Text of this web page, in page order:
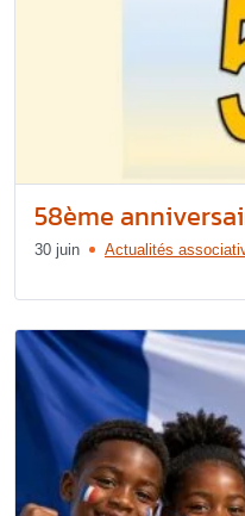
58ème
30 juin Actualités